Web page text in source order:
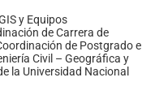
y Equipos
de Carrera de
de Postgrado e
Civil – Geográfica y
la Universidad Nacional